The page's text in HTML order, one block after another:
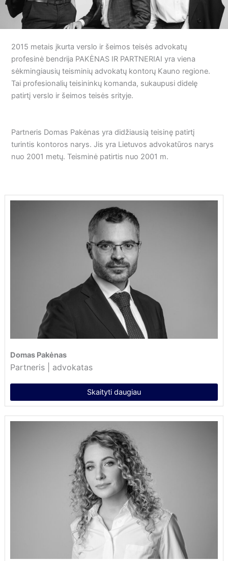
2015 metais įkurta verslo ir šeimos teisės advokatų
profesinė bendrija PAKĖNAS IR PARTNERIAI yra viena
sėkmingiausių teisminių advokatų kontorų Kauno regione.
Tai profesionalių teisininkų komanda, sukaupusi didelę
patirtį verslo ir šeimos teisės srityje.
Partneris Domas Pakėnas yra didžiausią teisinę patirtį
turintis kontoros narys. Jis yra Lietuvos advokatūros narys
nuo 2001 metų. Teisminė patirtis nuo 2001 m.
Domas Pakėnas
Partneris | advokatas
Skaityti daugiau